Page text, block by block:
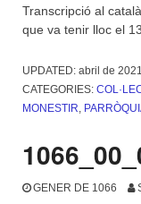
Transcripció al
que va tenir lloc el
UPDATED: abril de 2021
CATEGORIES:
MONESTIR
GENER DE 1066